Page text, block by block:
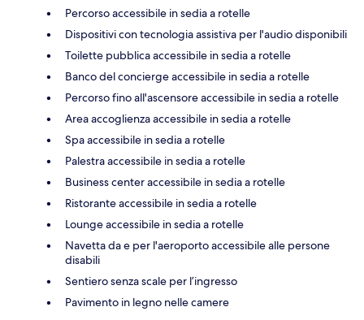
Percorso accessibile in sedia a rotelle
Dispositivi con tecnologia assistiva per l'audio disponibili
Toilette pubblica accessibile in sedia a rotelle
Banco del concierge accessibile in sedia a rotelle
Percorso fino all'ascensore accessibile in sedia a rotelle
Area accoglienza accessibile in sedia a rotelle
Spa accessibile in sedia a rotelle
Palestra accessibile in sedia a rotelle
Business center accessibile in sedia a rotelle
Ristorante accessibile in sedia a rotelle
Lounge accessibile in sedia a rotelle
Navetta da e per l'aeroporto accessibile alle persone
disabili
Sentiero senza scale per l’ingresso
Pavimento in legno nelle camere